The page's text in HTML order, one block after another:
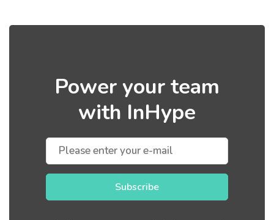
Power your team
with InHype
Subscribe